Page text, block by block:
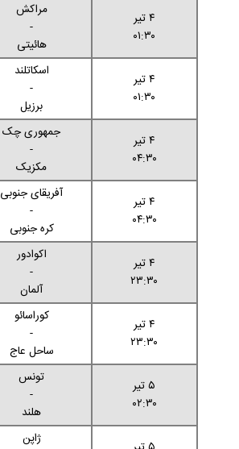
۴ تیر
۰۱:۳۰
مراکش
-
هائیتی
۴ تیر
۰۱:۳۰
اسکاتلند
-
برزیل
۴ تیر
۰۴:۳۰
جمهوری چک
-
مکزیک
۴ تیر
۰۴:۳۰
آفریقای جنوبی
-
کره جنوبی
۴ تیر
۲۳:۳۰
اکوادور
-
آلمان
۴ تیر
۲۳:۳۰
کوراسائو
-
ساحل عاج
۵ تیر
۰۲:۳۰
تونس
-
هلند
ژاپن